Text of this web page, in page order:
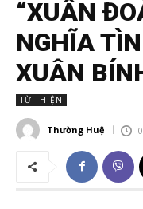
“XUÂN
NGHĨA
XUÂN
TỪ THIỆN
Thường Huệ